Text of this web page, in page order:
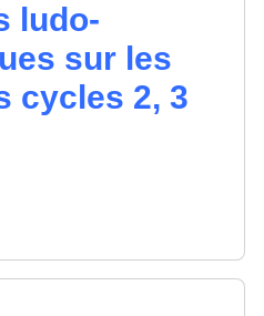
ludo-
sur les
cycles 2, 3